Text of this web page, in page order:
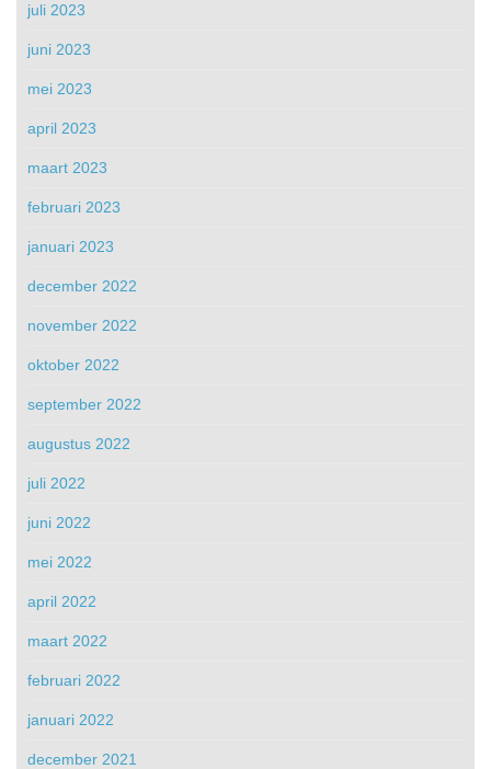
juli 2023
juni 2023
mei 2023
april 2023
maart 2023
februari 2023
januari 2023
december 2022
november 2022
oktober 2022
september 2022
augustus 2022
juli 2022
juni 2022
mei 2022
april 2022
maart 2022
februari 2022
januari 2022
december 2021